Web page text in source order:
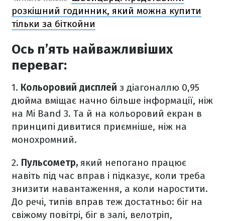
розкішний годинник, який можна купити
тільки за біткойни
Ось п’ять найважливіших
переваг:
1. Кольоровий дисплей з діагоналлю 0,95
дюйма вміщає начно більше інформації, ніж
на Mi Band 3. Та й на кольоровий екран в
принципі дивитися приємніше, ніж на
монохромний.
2. Пульсометр, який непогано працює
навіть під час вправ і підказує, коли треба
знизити навантаження, а коли наростити.
До речі, типів вправ теж достатньо: біг на
свіжому повітрі, біг в залі, велотріп,